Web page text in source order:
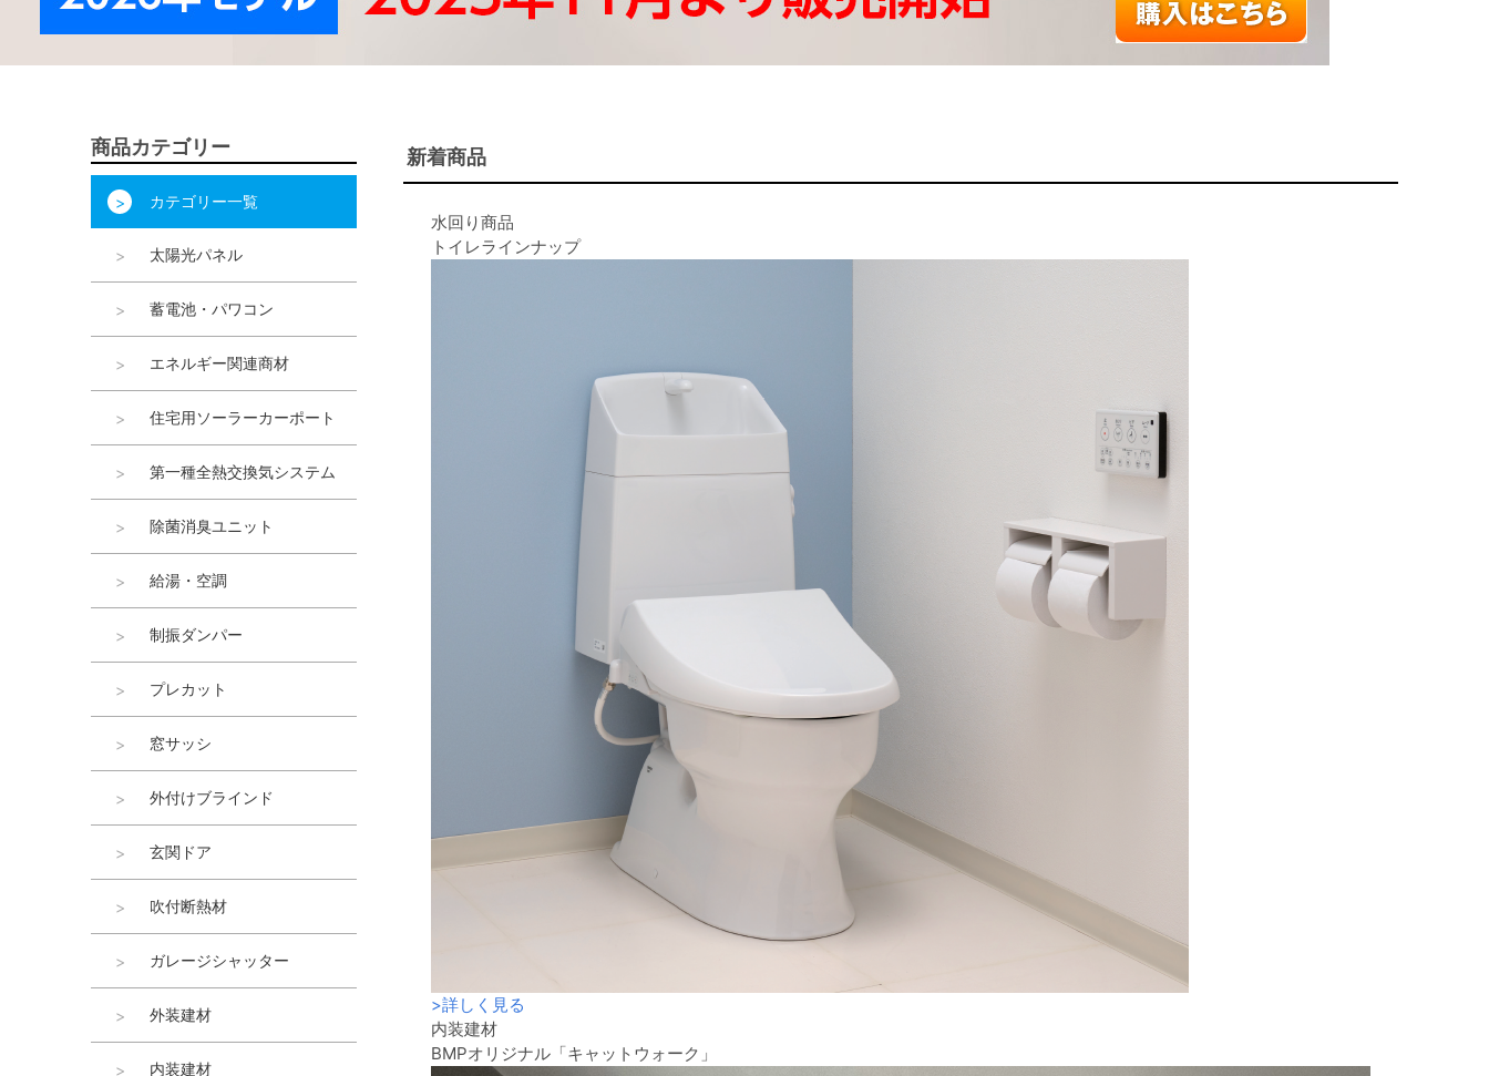
新着商品
水回り商品
トイレラインナップ
>詳しく見る
内装建材
BMPオリジナル「キャットウォーク」
商品カテゴリー
カテゴリー一覧
太陽光パネル
蓄電池・パワコン
エネルギー関連商材
住宅用ソーラーカーポート
第一種全熱交換気システム
除菌消臭ユニット
給湯・空調
制振ダンパー
プレカット
窓サッシ
外付けブラインド
玄関ドア
吹付断熱材
ガレージシャッター
外装建材
内装建材